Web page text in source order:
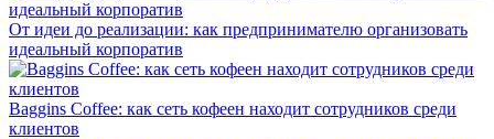
От идеи до реализации: как предпринимателю организовать
идеальный корпоратив
Baggins Coffee: как сеть кофеен находит сотрудников среди
клиентов